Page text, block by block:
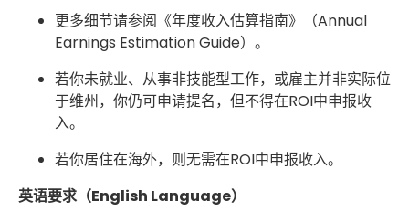
更多细节请参阅《年度收入估算指南》（Annual
Earnings Estimation Guide）。
若你未就业、从事非技能型工作，或雇主并非实际位
于维州，你仍可申请提名，但不得在ROI中申报收
入。
若你居住在海外，则无需在ROI中申报收入。
英语要求（English Language）